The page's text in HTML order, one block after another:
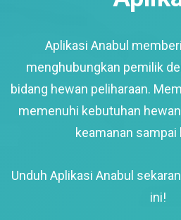
Aplikasi Anabul
menghubungkan pemilik
bidang hewan peliharaan.
memenuhi kebutuhan
keamanan sampai
Unduh Aplikasi Anabul
ini!